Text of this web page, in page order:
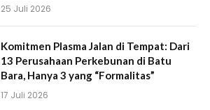
25 Juli 2026
Komitmen Plasma Jalan di Tempat: Dari
13 Perusahaan Perkebunan di Batu
Bara, Hanya 3 yang “Formalitas”
17 Juli 2026